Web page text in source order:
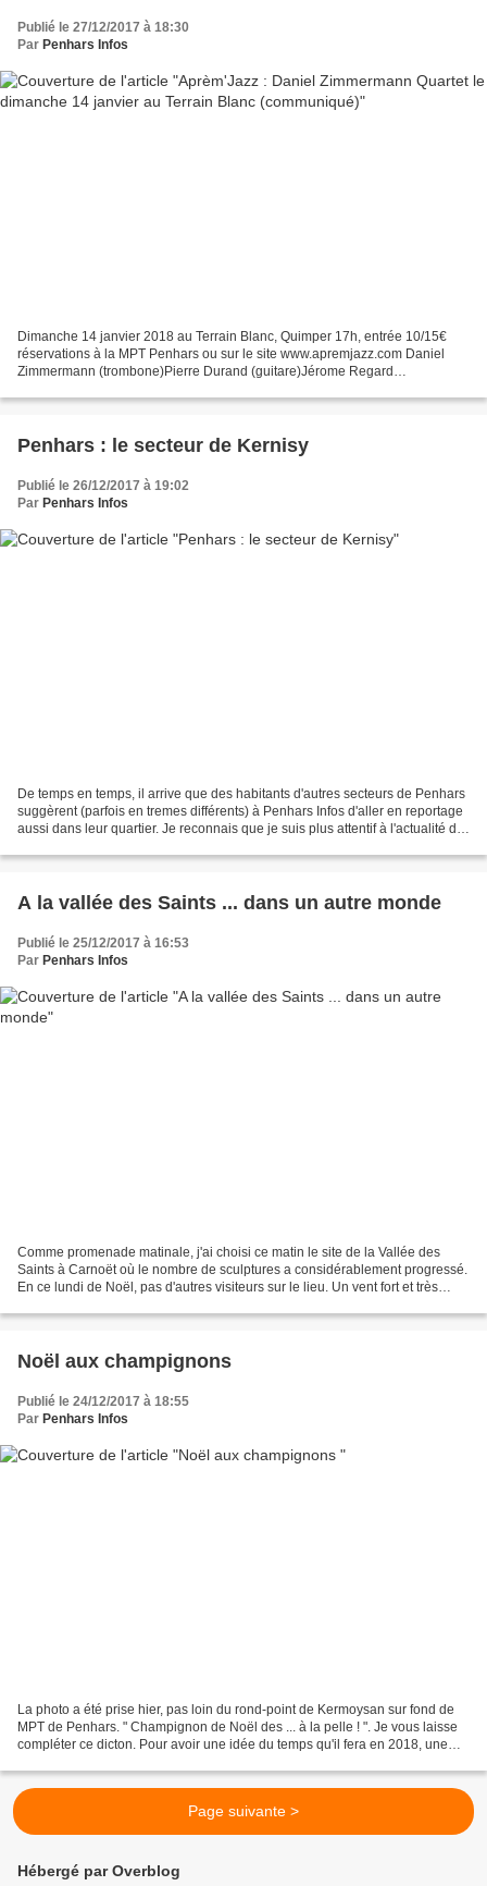
Publié le 27/12/2017 à 18:30
Par Penhars Infos
Dimanche 14 janvier 2018 au Terrain Blanc, Quimper 17h, entrée 10/15€
réservations à la MPT Penhars ou sur le site www.apremjazz.com Daniel
Zimmermann (trombone)Pierre Durand (guitare)Jérome Regard
Penhars : le secteur de Kernisy
Publié le 26/12/2017 à 19:02
Par Penhars Infos
De temps en temps, il arrive que des habitants d'autres secteurs de Penhars
suggèrent (parfois en tremes différents) à Penhars Infos d'aller en reportage
aussi dans leur quartier. Je reconnais que je suis plus attentif à l'actualité de
A la vallée des Saints ... dans un autre monde
Publié le 25/12/2017 à 16:53
Par Penhars Infos
Comme promenade matinale, j'ai choisi ce matin le site de la Vallée des
Saints à Carnoët où le nombre de sculptures a considérablement progressé.
En ce lundi de Noël, pas d'autres visiteurs sur le lieu. Un vent fort et très
Noël aux champignons
Publié le 24/12/2017 à 18:55
Par Penhars Infos
La photo a été prise hier, pas loin du rond-point de Kermoysan sur fond de
MPT de Penhars. " Champignon de Noël des ... à la pelle ! ". Je vous laisse
compléter ce dicton. Pour avoir une idée du temps qu'il fera en 2018, une
Page suivante >
Hébergé par Overblog